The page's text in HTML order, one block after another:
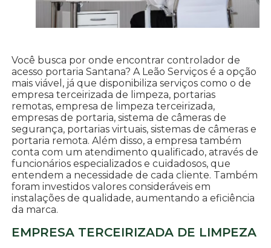
Você busca por onde encontrar controlador de
acesso portaria Santana? A Leão Serviços é a opção
mais viável, já que disponibiliza serviços como o de
empresa terceirizada de limpeza, portarias
remotas, empresa de limpeza terceirizada,
empresas de portaria, sistema de câmeras de
segurança, portarias virtuais, sistemas de câmeras e
portaria remota. Além disso, a empresa também
conta com um atendimento qualificado, através de
funcionários especializados e cuidadosos, que
entendem a necessidade de cada cliente. Também
foram investidos valores consideráveis em
instalações de qualidade, aumentando a eficiência
da marca.
EMPRESA TERCEIRIZADA DE LIMPEZA